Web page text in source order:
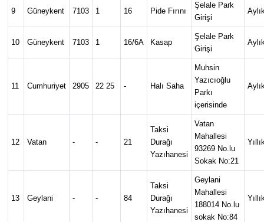
9 Güneykent 7103 1 16 Pide Fırını
Şelale Park
Girişi
10 Güneykent 7103 1 16/6A Kasap
Şelale Park
Girişi
11 Cumhuriyet 2905 22 25 - Halı Saha
Muhsin
Yazıcıoğlu
Parkı
içerisinde
12 Vatan - - 21
Taksi
Durağı
Yazıhanesi
Vatan
Mahallesi
93269 No.lu
Sokak No:21
13 Geylani - - 84
Taksi
Durağı
Yazıhanesi
Geylani
Mahallesi
188014 No.lu
sokak No:84